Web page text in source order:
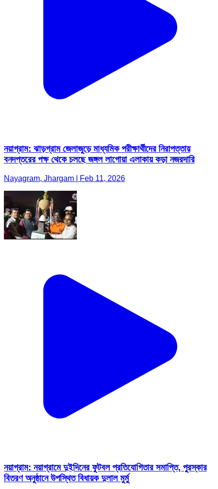
নয়াগ্রাম: ঝাড়গ্রাম জেলাজুড়ে মাধ্যমিক পরীক্ষার্থীদের নিরাপত্তায়
বনদপ্তরের পক্ষ থেকে চলছে জঙ্গল লাগোয়া এলাকায় কড়া নজরদারি
Nayagram, Jhargam | Feb 11, 2026
নয়াগ্রাম: নয়াগ্রামে দুইদিনের ফুটবল প্রতিযোগিতার সমাপ্তি, পুরস্কার
বিতরণ অনুষ্ঠানে উপস্থিত বিধায়ক দুলাল মুর্মু